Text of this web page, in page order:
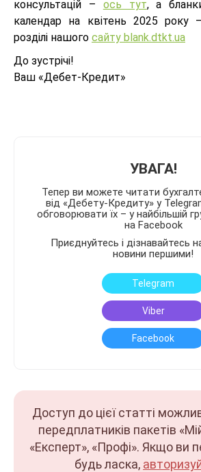
консультацій – ось тут, а
календар на квітень 2025 року
розділі нашого сайту blank.dtkt.ua
До зустрічі!
Ваш «Дебет-Кредит»
УВАГА!
Тепер ви можете читати
від «Дебету-Кредиту» у
обговорювати їх – у найбільшій
на Facebook
Приєднуйтесь і дізнавайтесь
новини першими!
Telegram
Viber
Facebook
Доступ до цієї статті
передплатників пакетів
«Експерт», «Профі». Якщо ви
будь ласка,